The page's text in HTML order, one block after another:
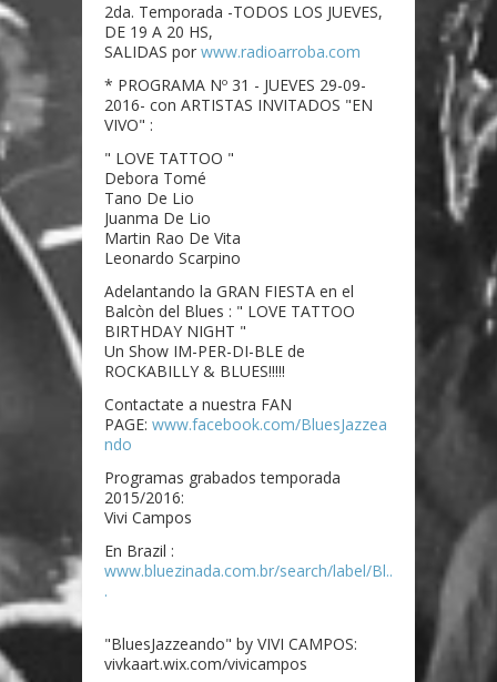
2da. Temporada -TODOS LOS JUEVES,
DE 19 A 20 HS,
SALIDAS por www.radioarroba.com
* PROGRAMA Nº 31 - JUEVES 29-09-
2016- con ARTISTAS INVITADOS "EN
VIVO" :
" LOVE TATTOO "
Debora Tomé
Tano De Lio
Juanma De Lio
Martin Rao De Vita
Leonardo Scarpino
Adelantando la GRAN FIESTA en el
Balcòn del Blues : " LOVE TATTOO
BIRTHDAY NIGHT "
Un Show IM-PER-DI-BLE de
ROCKABILLY & BLUES!!!!!
Contactate a nuestra FAN
PAGE: www.facebook.com/BluesJazzea
ndo
Programas grabados temporada
2015/2016:
Vivi Campos
En Brazil :
www.bluezinada.com.br/search/label/Bl..
.
"BluesJazzeando" by VIVI CAMPOS:
vivkaart.wix.com/vivicampos